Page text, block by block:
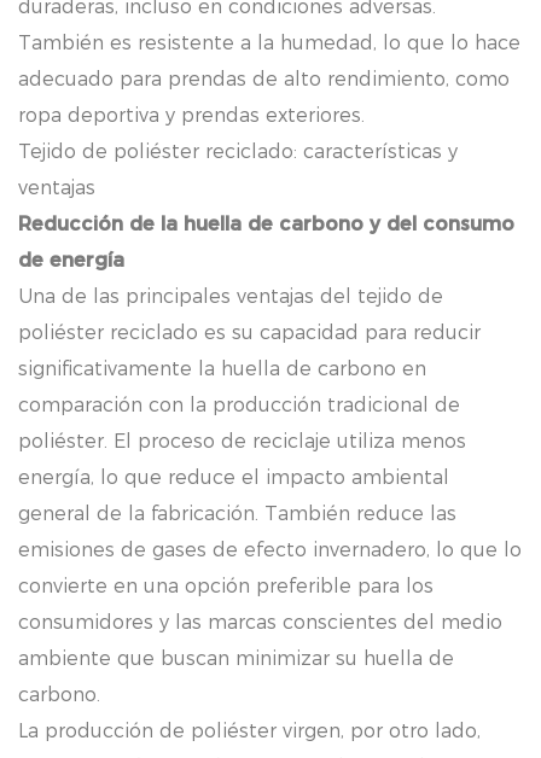
duraderas, incluso en condiciones adversas.
También es resistente a la humedad, lo que lo hace
adecuado para prendas de alto rendimiento, como
ropa deportiva y prendas exteriores.
Tejido de poliéster reciclado: características y
ventajas
Reducción de la huella de carbono y del consumo
de energía
Una de las principales ventajas del tejido de
poliéster reciclado es su capacidad para reducir
significativamente la huella de carbono en
comparación con la producción tradicional de
poliéster. El proceso de reciclaje utiliza menos
energía, lo que reduce el impacto ambiental
general de la fabricación. También reduce las
emisiones de gases de efecto invernadero, lo que lo
convierte en una opción preferible para los
consumidores y las marcas conscientes del medio
ambiente que buscan minimizar su huella de
carbono.
La producción de poliéster virgen, por otro lado,